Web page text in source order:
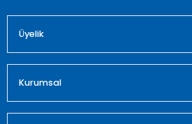
Üyelik
Kurumsal